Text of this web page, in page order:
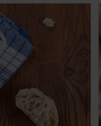
opties voor je!